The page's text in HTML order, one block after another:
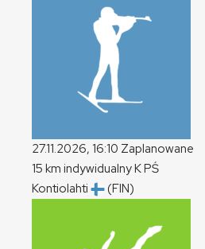
27.11.2026, 16:10 Zaplanowane
15 km indywidualnyKPŚ
Kontiolahti
(FIN)